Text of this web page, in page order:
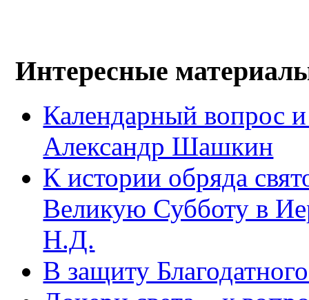
Интересные
Календарный вопрос
Александр Шашкин
К истории обряда
Великую Субботу в
Н.Д.
В защиту